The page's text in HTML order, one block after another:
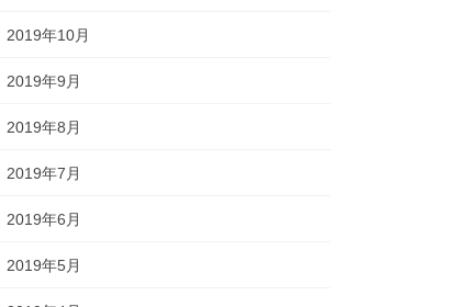
2019年10月
2019年9月
2019年8月
2019年7月
2019年6月
2019年5月